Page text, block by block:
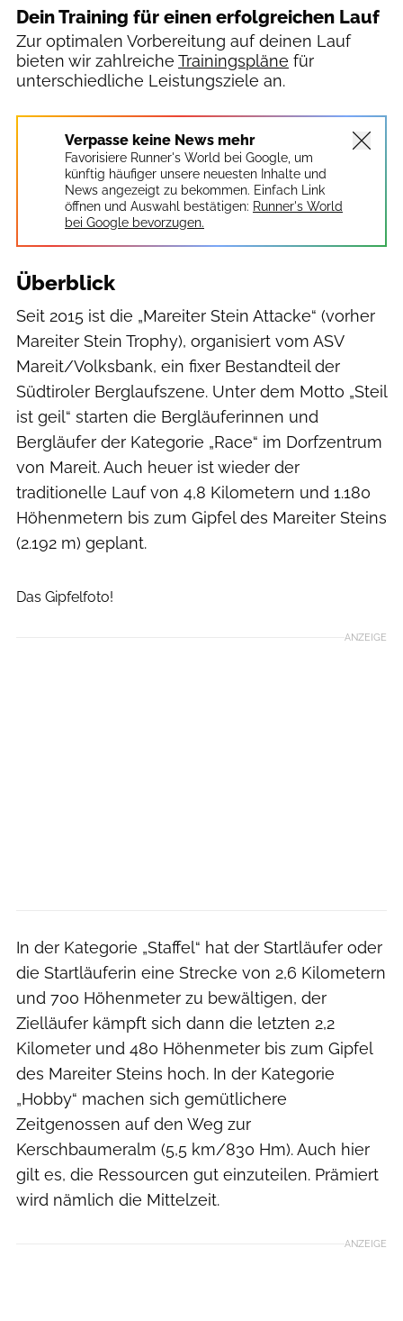
Dein Training für einen erfolgreichen Lauf
Zur optimalen Vorbereitung auf deinen Lauf
bieten wir zahlreiche Trainingspläne für
unterschiedliche Leistungsziele an.
Verpasse keine News mehr
Favorisiere Runner's World bei Google, um
künftig häufiger unsere neuesten Inhalte und
News angezeigt zu bekommen. Einfach Link
öffnen und Auswahl bestätigen: Runner's World
bei Google bevorzugen.
Überblick
Seit 2015 ist die „Mareiter Stein Attacke“ (vorher
Mareiter Stein Trophy), organisiert vom ASV
Mareit/Volksbank, ein fixer Bestandteil der
Südtiroler Berglaufszene. Unter dem Motto „Steil
ist geil“ starten die Bergläuferinnen und
Bergläufer der Kategorie „Race“ im Dorfzentrum
von Mareit. Auch heuer ist wieder der
traditionelle Lauf von 4,8 Kilometern und 1.180
Höhenmetern bis zum Gipfel des Mareiter Steins
(2.192 m) geplant.
Das Gipfelfoto!
ANZEIGE
In der Kategorie „Staffel“ hat der Startläufer oder
die Startläuferin eine Strecke von 2,6 Kilometern
und 700 Höhenmeter zu bewältigen, der
Zielläufer kämpft sich dann die letzten 2,2
Kilometer und 480 Höhenmeter bis zum Gipfel
des Mareiter Steins hoch. In der Kategorie
„Hobby“ machen sich gemütlichere
Zeitgenossen auf den Weg zur
Kerschbaumeralm (5,5 km/830 Hm). Auch hier
gilt es, die Ressourcen gut einzuteilen. Prämiert
wird nämlich die Mittelzeit.
ANZEIGE